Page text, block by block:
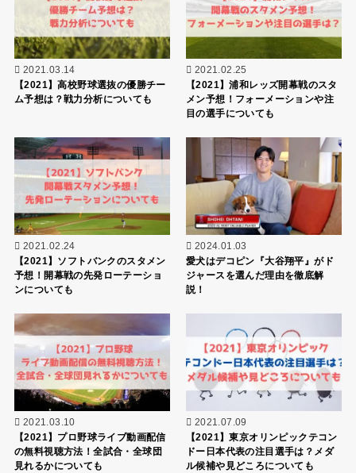
2021.03.14
【2021】高校野球選抜の優勝チー
ム予想は？戦力分析についても
2021.02.25
【2021】浦和レッズ開幕戦のスタ
メン予想！フォーメーションや注
目の選手についても
2021.02.24
【2021】ソフトバンクのスタメン
予想！開幕戦の先発ローテーショ
ンについても
2024.01.03
愛犬はデコピン『大谷翔平』がド
ジャースを選んだ理由を徹底解
説！
2021.03.10
【2021】プロ野球ライブ動画配信
の無料視聴方法！全試合・全球団
見れるかについても
2021.07.09
【2021】東京オリンピックテコン
ドー日本代表の注目選手は？メダ
ル候補や見どころについても